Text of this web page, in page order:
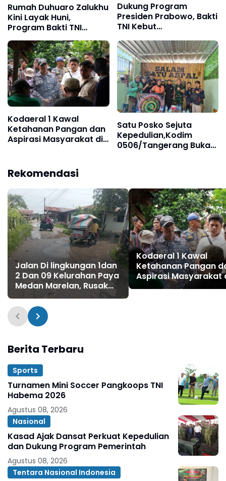
Rumah Duhuaro Zalukhu
Kini Layak Huni,
Program Bakti TNI
Hadirkan Harapan Baru
di Nias Utara
Dukung Program
Presiden Prabowo, Bakti
TNI Kebut
Nias Selatan
Kodaeral 1 Kawal
Ketahanan Pangan dan
Aspirasi Masyarakat di
Satu Posko Sejuta
Kepedulian,Kodim
0506/Tangerang Buka
Rekomendasi
Jalan Di lingkungan 1dan
2 Dan 09 Kelurahan Paya
Medan Marelan, Rusak
Parah, Tanpa Ada
Perbaikan dari Dinas
SDABMBK Kota Medan
Kodaeral 1 Kawal
Ketahanan Pangan
Aspirasi Masyarakat
Desa Limau Manis ‎
Berita Terbaru
Sports
Turnamen Mini Soccer Pangkoops TNI
Habema 2026
Agustus 08, 2026
Nasional
Kasad Ajak Dansat Perkuat Kepedulian
dan Dukung Program Pemerintah
Agustus 08, 2026
Tentara Nasional Indonesia